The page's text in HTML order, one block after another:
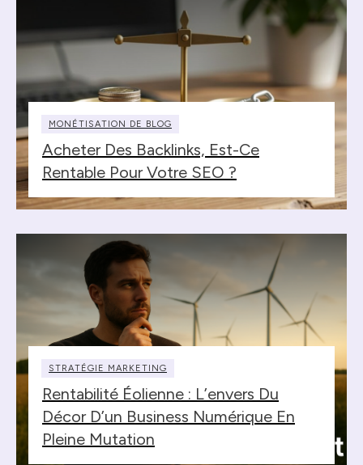
MONÉTISATION DE BLOG
Acheter Des Backlinks, Est-Ce
Rentable Pour Votre SEO ?
STRATÉGIE MARKETING
Rentabilité Éolienne : L’envers Du
Décor D’un Business Numérique En
Pleine Mutation